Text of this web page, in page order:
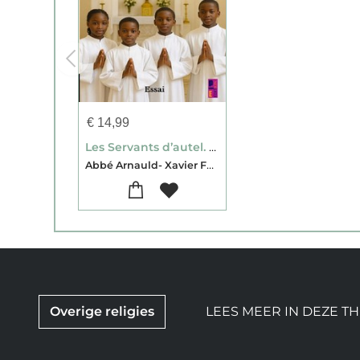
€ 14,99
Les Servants d’autel. Manuel de formation permanente
Abbé Arnauld- Xavier FAGBA
Overige religies LEES MEER IN DEZE